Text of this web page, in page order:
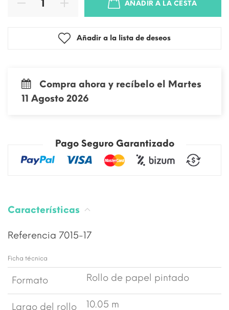
AÑADIR A LA CESTA
Añadir a la lista de deseos
Compra ahora y recíbelo el Martes
11 Agosto 2026
Pago Seguro Garantizado
Características
Referencia 7015-17
Ficha técnica
Formato Rollo de papel pintado
Largo del rollo 10.05 m